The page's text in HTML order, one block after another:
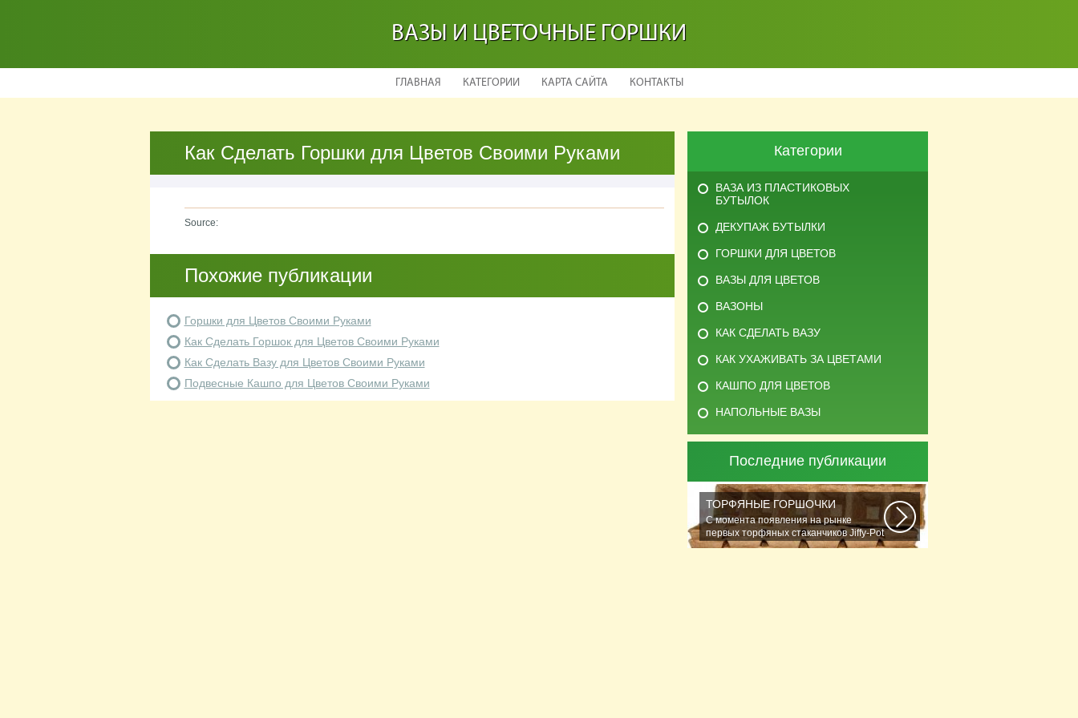
ВАЗЫ И ЦВЕТОЧНЫЕ ГОРШКИ
ГЛАВНАЯ КАТЕГОРИИ КАРТА САЙТА КОНТАКТЫ
Как Сделать Горшки для Цветов Своими Руками
Source:
Похожие публикации
Горшки для Цветов Своими Руками
Как Сделать Горшок для Цветов Своими Руками
Как Сделать Вазу для Цветов Своими Руками
Подвесные Кашпо для Цветов Своими Руками
Категории
ВАЗА ИЗ ПЛАСТИКОВЫХ
БУТЫЛОК
ДЕКУПАЖ БУТЫЛКИ
ГОРШКИ ДЛЯ ЦВЕТОВ
ВАЗЫ ДЛЯ ЦВЕТОВ
ВАЗОНЫ
КАК СДЕЛАТЬ ВАЗУ
КАК УХАЖИВАТЬ ЗА ЦВЕТАМИ
КАШПО ДЛЯ ЦВЕТОВ
НАПОЛЬНЫЕ ВАЗЫ
Последние публикации
ТОРФЯНЫЕ ГОРШОЧКИ
С момента появления на рынке
первых торфяных стаканчиков Jiffy-Рot
растениеводство...